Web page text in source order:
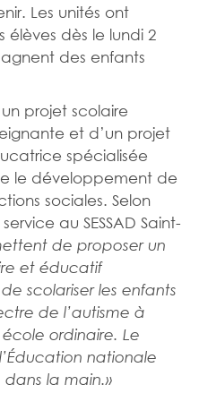
Les unités ont
dès le lundi 2
des enfants
projet scolaire
et d’un projet
spécialisée
le développement de
sociales. Selon
au SESSAD Saint-
de proposer un
et éducatif
scolariser les enfants
de l’autisme à
ordinaire. Le
nationale
la main.»